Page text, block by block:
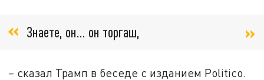
Знаете, он… он торгаш,
– сказал Трамп в беседе с изданием Politico.